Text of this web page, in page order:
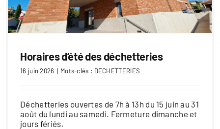
Horaires d’été des déchetteries
16 juin 2026 | Mots-clés : DECHETTERIES
Déchetteries ouvertes de 7h à 13h du 15 juin au 31
août du lundi au samedi. Fermeture dimanche et
jours fériés.